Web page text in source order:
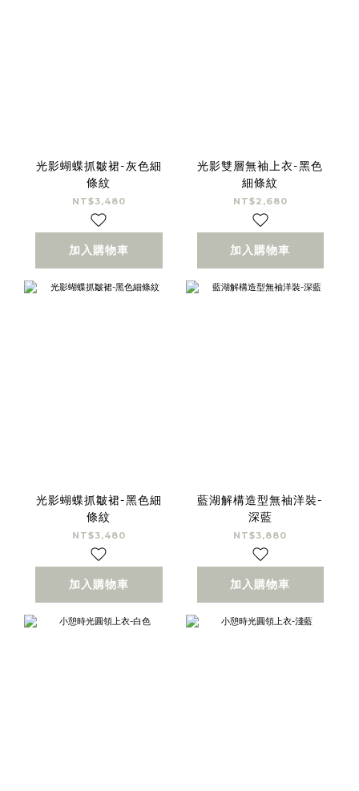
光影蝴蝶抓皺裙-灰色細
條紋
NT$3,480
加入購物車
光影雙層無袖上衣-黑色
細條紋
NT$2,680
加入購物車
光影蝴蝶抓皺裙-黑色細
條紋
NT$3,480
加入購物車
藍湖解構造型無袖洋裝-
深藍
NT$3,880
加入購物車